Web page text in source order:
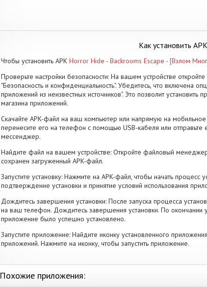
Как установить
Чтобы установить APK Horror Hide - Backrooms Escape - [Взлом
Проверьте настройки безопасности: На вашем устройстве
"Безопасность и конфиденциальность". Убедитесь, что включена
приложений из неизвестных источников". Это позволит
магазина приложений.
Скачайте APK-файл на ваш компьютер или напрямую на
перенесите его на телефон с помощью USB-кабеля или отправьте
мессенджер.
Найдите файл на вашем устройстве: Откройте файловый
сохранен загруженный APK-файл.
Запустите установку: Нажмите на APK-файл, чтобы начать процесс
подтверждение установки и принятие условий использования
Дождитесь завершения установки: После запуска процесса
на ваш телефон. Дождитесь завершения установки. По окончании
приложение было успешно установлено.
Запустите приложение: Найдите иконку установленного
приложений. Нажмите на иконку, чтобы запустить приложение.
Похожие приложения: